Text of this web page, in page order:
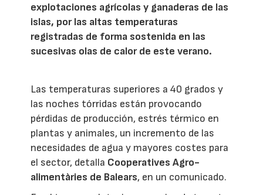
explotaciones agrícolas y ganaderas de las
islas, por las altas temperaturas
registradas de forma sostenida en las
sucesivas olas de calor de este verano.
Las temperaturas superiores a 40 grados y
las noches tórridas están provocando
pérdidas de producción, estrés térmico en
plantas y animales, un incremento de las
necesidades de agua y mayores costes para
el sector, detalla Cooperatives Agro-
alimentàries de Balears, en un comunicado.